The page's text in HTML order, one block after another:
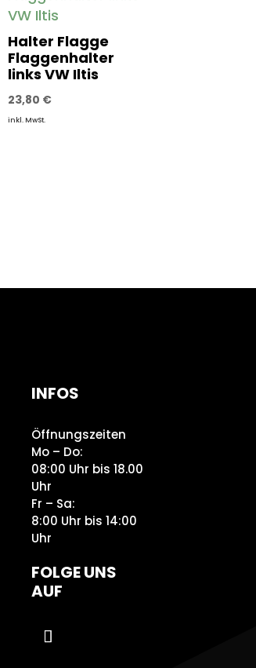
Halter Flagge
Flaggenhalter
links VW Iltis
23,80 €
inkl. MwSt.
INFOS
Öffnungszeiten
Mo – Do:
08:00 Uhr bis 18.00
Uhr
Fr – Sa:
8:00 Uhr bis 14:00
Uhr
FOLGE UNS
AUF